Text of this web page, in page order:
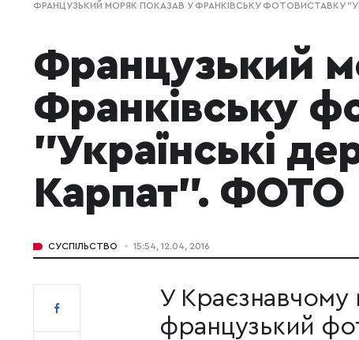
ФРАНЦУЗЬКИЙ МОРЯК ПОКАЗАВ У ФРАНКІВСЬКУ ФОТОВИСТАВКУ
Французький
Франківську
"Українські
Карпат". ФОТО
СУСПІЛЬСТВО 15:54, 12.04, 2016
У Краєзнавчому
французький